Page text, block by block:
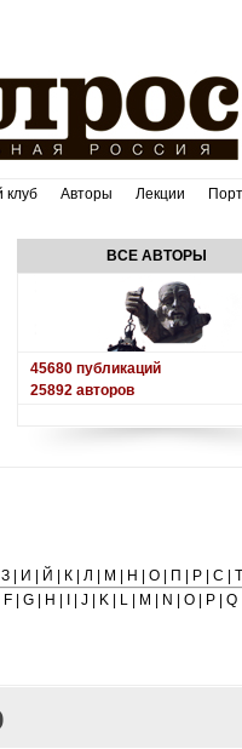
клуб Авторы Лекции
ВСЕ АВТОРЫ
45680 публикаций
25892 авторов
З И Й К Л М Н О П Р С
Т
F| G| H J| K| L| M N O| P| Q